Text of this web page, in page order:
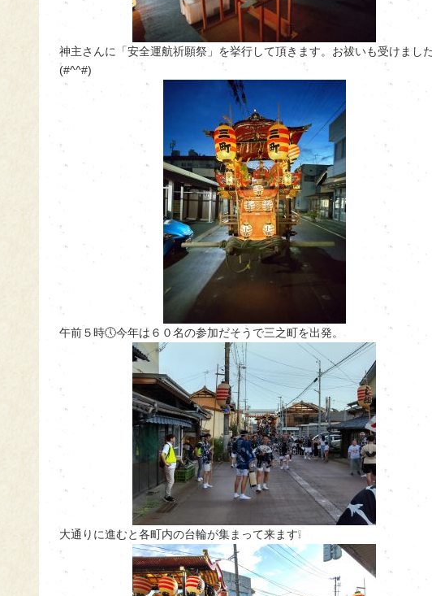
神主さんに「安全運航祈願祭」を挙行して頂きます。お祓いも受けまし
(#^^#)
午前５時🕔今年は６０名の参加だそうで三之町を出発。
大通りに進むと各町内の台輪が集まって来ます❕